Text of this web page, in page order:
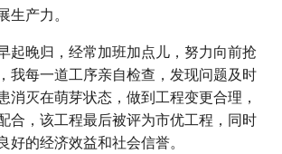
产力。
起晚归，经常加班加点儿，努力向前抢
我每一道工序亲自检查，发现问题及时
消灭在萌芽状态，做到工程变更合理，
合，该工程最后被评为市优工程，同时
好的经济效益和社会信誉。